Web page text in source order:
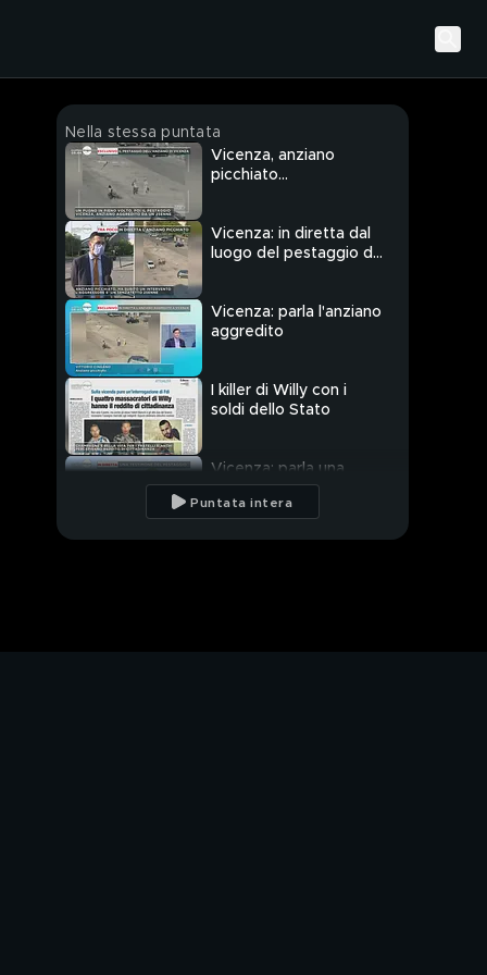
Nella stessa puntata
Vicenza, anziano
picchiato
Vicenza: in diretta dal
luogo del pestaggio di
Vicenza: parla l'anziano
aggredito
I killer di Willy con i
soldi dello Stato
Vicenza: parla una
testimone del
pestaggio
Puntata intera